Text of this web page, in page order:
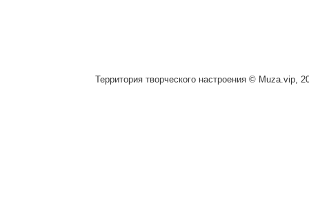
Территория творческого настроения © Muza.vip,